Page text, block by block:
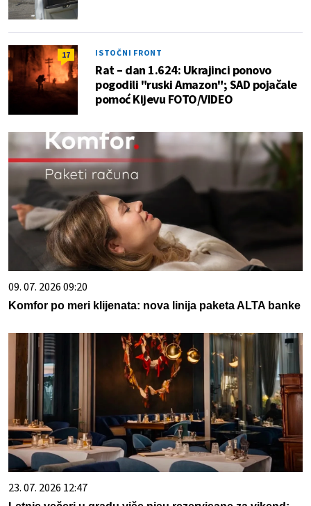
17 ISTOČNI FRONT
Rat – dan 1.624: Ukrajinci ponovo
pogodili "ruski Amazon"; SAD pojačale
pomoć Kijevu FOTO/VIDEO
09. 07. 2026 09:20
Komfor po meri klijenata: nova linija paketa ALTA banke
23. 07. 2026 12:47